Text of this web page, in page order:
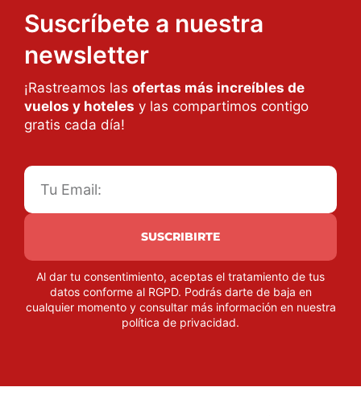
Suscríbete a nuestra
newsletter
¡Rastreamos las ofertas más increíbles de
vuelos y hoteles y las compartimos contigo
gratis cada día!
SUSCRIBIRTE
Al dar tu consentimiento, aceptas el tratamiento de tus
datos conforme al RGPD. Podrás darte de baja en
cualquier momento y consultar más información en nuestra
política de privacidad.